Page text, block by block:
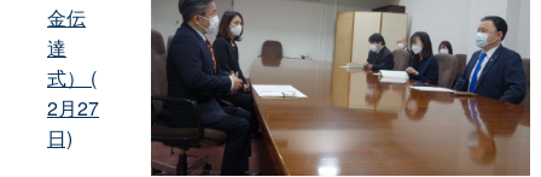
金伝
達
式） (
2月27
日)